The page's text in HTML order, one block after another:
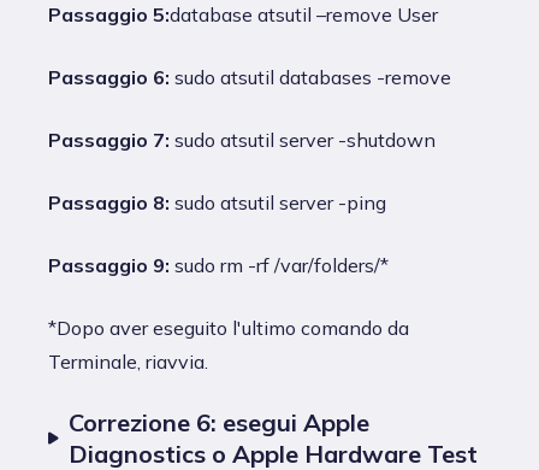
Passaggio 5:database atsutil –remove User
Passaggio 6: sudo atsutil databases -remove
Passaggio 7: sudo atsutil server -shutdown
Passaggio 8: sudo atsutil server -ping
Passaggio 9: sudo rm -rf /var/folders/*
*Dopo aver eseguito l'ultimo comando da
Terminale, riavvia.
Correzione 6: esegui Apple
Diagnostics o Apple Hardware Test